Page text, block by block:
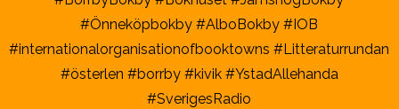
#Önneköpbokby #AlboBokby #IOB
#internationalorganisationofbooktowns #Litteraturrundan
#österlen #borrby #kivik #YstadAllehanda
#SverigesRadio